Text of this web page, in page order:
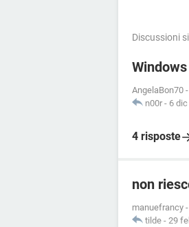
Discussioni
AngelaBon70 -
n00r - 6
4 risposte
non
manuefrancy -
tilde - 29